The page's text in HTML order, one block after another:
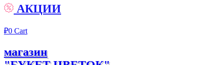
АКЦИИ
₽0 Cart
магазин